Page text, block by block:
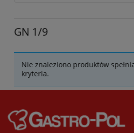
GN 1/9
Nie znaleziono produktów
kryteria.